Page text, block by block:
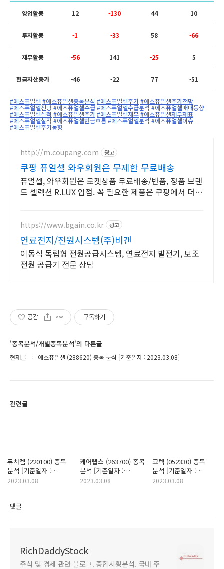
영업활동 12 -130 44 10
투자활동 -1 -33 58 -66
재무활동 -56 141 -25 5
현금자산증가 -46 -22 77 -51
#에스퓨얼셀 #에스퓨얼셀종목분석 #에스퓨얼셀주가#에스퓨얼셀주가전망
#에스퓨얼셀전망#에스퓨얼셀수급#에스퓨얼셀수급분석#에스퓨얼셀매매동향
#에스퓨얼셀실적#에스퓨얼셀주가#에스퓨얼셀재무#에스퓨얼셀재무재표
#에스퓨얼셀실적#에스퓨얼셀현금흐름#에스퓨얼셀분석#에스퓨얼셀이슈
#에스퓨얼셀주가동향
http://m.coupang.com 광고
쿠팡 퓨얼셀 와우회원은 무제한 무료배송
퓨얼셀, 와우회원은 로켓상품 무료배송/반품, 정품 브랜
드 셀렉션 R.LUX 입점. 꼭 필요한 제품은 쿠팡에서 더
https://www.bgain.co.kr 광고
연료전지/전원시스템(주)비갠
이동식 독립형 전원공급시스템, 연료전지 발전기, 보조
전원 공급기 전문 상담
공감 구독하기
'종목분석/개별종목분석'의 다른글
현재글 에스퓨얼셀 (288620) 종목 분석 [기준일자 : 2023.03.08]
관련글
퓨쳐켐 (220100) 종목
분석 [기준일자 :
2023.03.08]
2023.03.08
케어랩스 (263700) 종목
분석 [기준일자 :
2023.03.08]
2023.03.08
코텍 (052330) 종목
분석 [기준일자 :
2023.03.08]
2023.03.08
댓글
RichDaddyStock
주식 및 경제 관련 블로그. 종합시황분석. 국내 주